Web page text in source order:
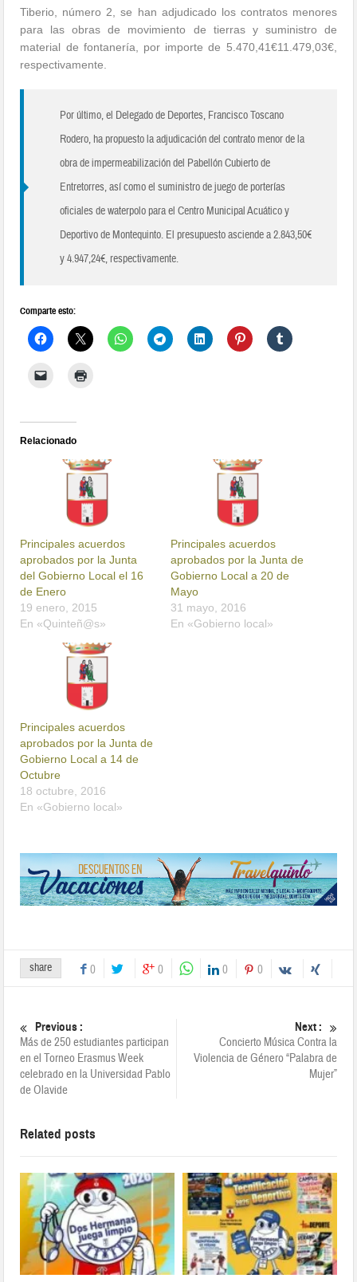
Tiberio, número 2, se han adjudicado los contratos menores
para las obras de movimiento de tierras y suministro de
material de fontanería, por importe de 5.470,41€11.479,03€,
respectivamente.
Por último, el Delegado de Deportes, Francisco Toscano
Rodero, ha propuesto la adjudicación del contrato menor de la
obra de impermeabilización del Pabellón Cubierto de
Entretorres, así como el suministro de juego de porterías
oficiales de waterpolo para el Centro Municipal Acuático y
Deportivo de Montequinto. El presupuesto asciende a 2.843,50€
y 4.947,24€, respectivamente.
Comparte esto:
Relacionado
Principales acuerdos
aprobados por la Junta
del Gobierno Local el 16
de Enero
19 enero, 2015
En «Quinteñ@s»
Principales acuerdos
aprobados por la Junta de
Gobierno Local a 20 de
Mayo
31 mayo, 2016
En «Gobierno local»
Principales acuerdos
aprobados por la Junta de
Gobierno Local a 14 de
Octubre
18 octubre, 2016
En «Gobierno local»
share 0 0 0 0
Previous :
Más de 250 estudiantes participan
en el Torneo Erasmus Week
celebrado en la Universidad Pablo
de Olavide
Next :
Concierto Música Contra la
Violencia de Género “Palabra de
Mujer”
Related posts